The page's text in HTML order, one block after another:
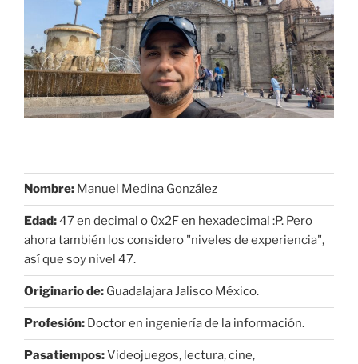
Nombre: Manuel Medina González
Edad:47 en decimal o 0x2F en hexadecimal :P. Pero
ahora también los considero "niveles de experiencia",
así que soy nivel 47.
Originario de: Guadalajara Jalisco México.
Profesión: Doctor en ingeniería de la información.
Pasatiempos:Videojuegos, lectura, cine,